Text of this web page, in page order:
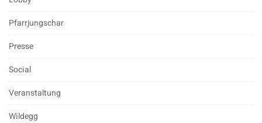
Pfarrjungschar
Presse
Social
Veranstaltung
Wildegg